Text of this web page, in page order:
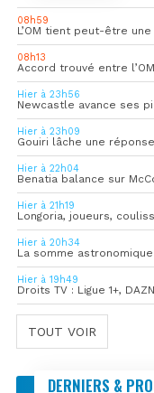
08h59
L’OM tient peut-être
08h13
Accord trouvé entre
Hier à 23h56
Hier à 23h09
Gouiri lâche une
Hier à 22h04
Benatia balance sur
Hier à 21h19
Longoria, joueurs,
Hier à 20h34
Hier à 19h49
Droits TV : Ligue 1+,
TOUT VOIR
DERNIERS &